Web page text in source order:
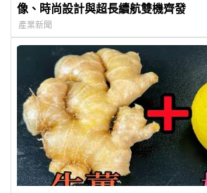
像、時尚設計與超長續航雙機齊發
產業新聞